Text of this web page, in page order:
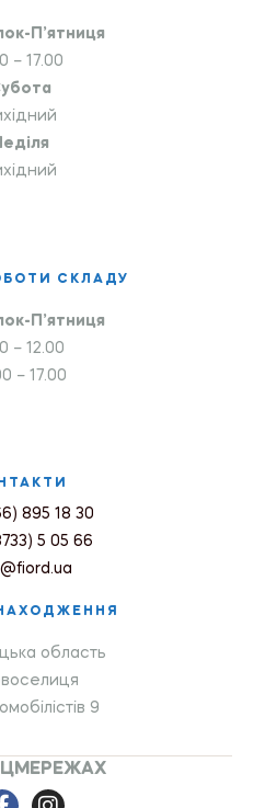
П’ятниця
– 17.00
СКЛАДУ
П’ятниця
– 12.00
– 17.00
895 18 30
5 05 66
область
9